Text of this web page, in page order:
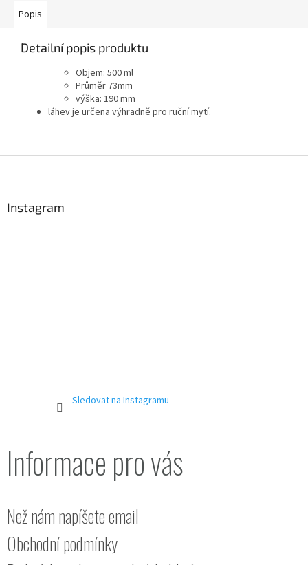
Popis
Detailní popis produktu
Objem: 500 ml
Průměr 73mm
výška: 190 mm
láhev je určena výhradně pro ruční mytí.
Instagram
Sledovat na Instagramu
Informace pro vás
Než nám napíšete email
Obchodní podmínky